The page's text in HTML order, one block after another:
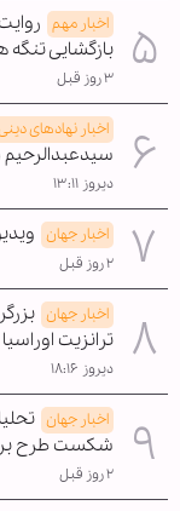
اخبار مهم
بازگشایی تنگه
۳ روز قبل
اخبار نهادهای
دیروز ۱۳:۱۱
اخبار جهان
۲ روز قبل
اخبار جهان
ترانزیت اوراسیا
دیروز ۱۸:۱۶
اخبار جهان
شکست طرح
۲ روز قبل